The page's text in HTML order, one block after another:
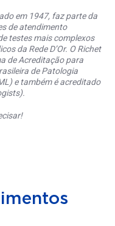
em 1947, faz parte da
de atendimento
testes mais complexos
da Rede D’Or. O Richet
de Acreditação para
de Patologia
e também é acreditado